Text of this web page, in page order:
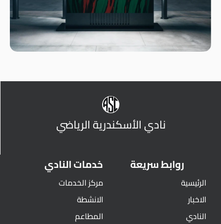
نادي الأسكندرية الرياضي
روابط سريعة
الرئيسية
الاخبار
النادي
خدمات النادي
مركز الخدمات
الانشطة
المطاعم